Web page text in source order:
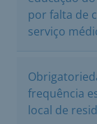
por falta de
serviço
frequência
local de